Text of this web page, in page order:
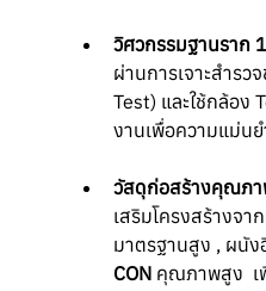
วิศวกรรมฐานราก
ผ่านการเจาะสำร
Test) และใช้กล้อง
งานเพื่อความแม่น
วัสดุก่อสร้างคุณภ
เสริมโครงสร้างจาก
มาตรฐานสูง , ผนัง
CON คุณภาพสูง  เ